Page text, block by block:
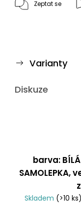
Zeptat se
Varianty
Diskuze
barva:
SAMOLEPKA,
Skladem (>10 ks)